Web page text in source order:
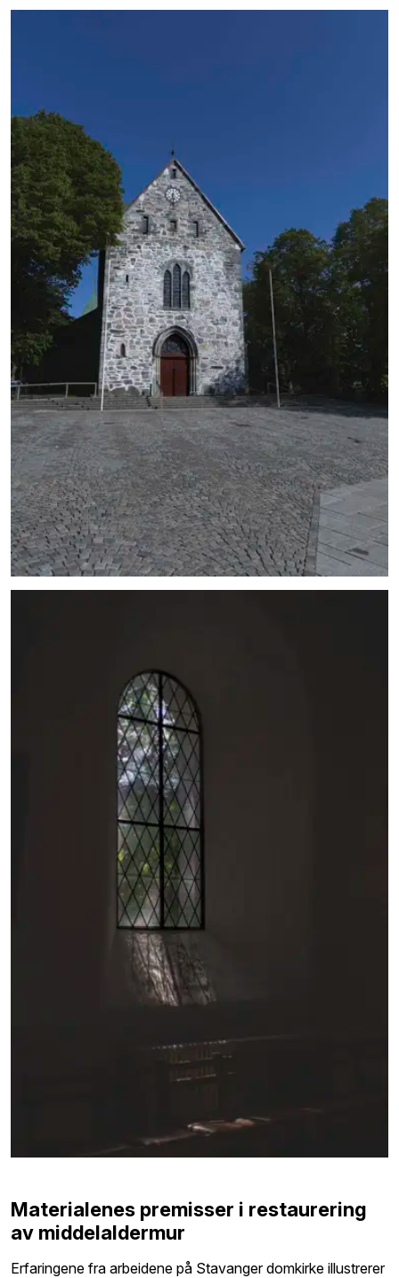
Materialenes premisser i restaurering
av middelaldermur
Erfaringene fra arbeidene på Stavanger domkirke illustrerer